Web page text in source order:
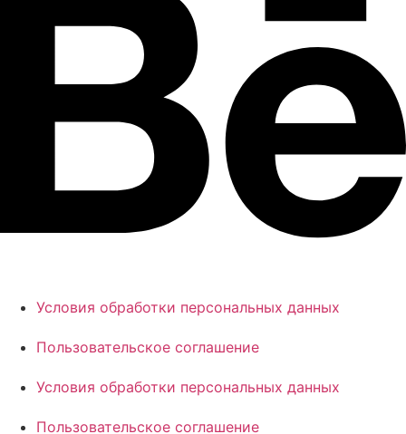
Условия обработки персональных данных
Пользовательское соглашение
Условия обработки персональных данных
Пользовательское соглашение